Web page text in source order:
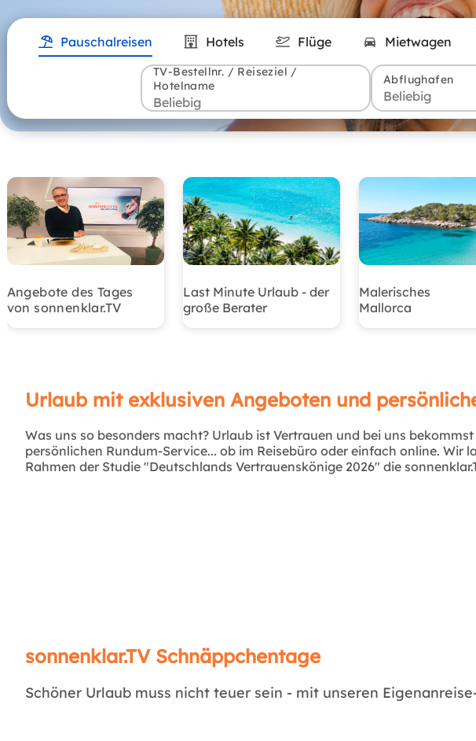
Pauschalreisen Hotels Flüge Mietwagen
TV-Bestellnr. / Reiseziel /
Hotelname
Abflughafen
Angebote des Tages
von sonnenklar.TV
Last Minute Urlaub - der
große Berater
Malerisches
Mallorca
Urlaub mit exklusiven Angeboten und
Was uns so besonders macht? Urlaub ist Vertrauen und bei uns
persönlichen Rundum-Service... ob im Reisebüro oder einfach online. Wir
Rahmen der Studie "Deutschlands Vertrauenskönige 2026" die
sonnenklar.TV Schnäppchentage
Schöner Urlaub muss nicht teuer sein - mit unseren